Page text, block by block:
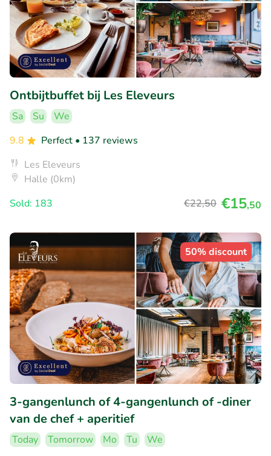
Ontbijtbuffet bij Les Eleveurs
Sa Su
We
9.8
Perfect • 137 reviews
Les Eleveurs
Halle (0km)
Sold: 183
€22,50 €15,50
50% discount
3-gangenlunch of 4-gangenlunch of -diner
van de chef + aperitief
Today Tomorrow Mo Tu
We